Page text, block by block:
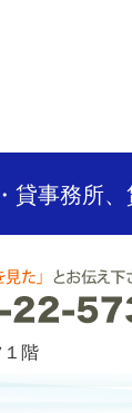
事務所、
階